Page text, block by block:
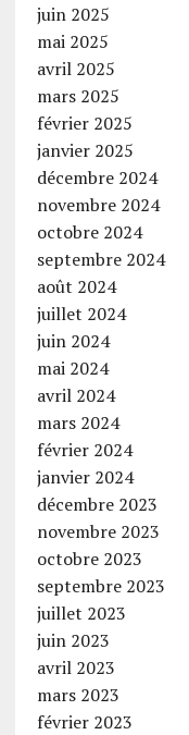
juin 2025
mai 2025
avril 2025
mars 2025
février 2025
janvier 2025
décembre 2024
novembre 2024
octobre 2024
septembre 2024
août 2024
juillet 2024
juin 2024
mai 2024
avril 2024
mars 2024
février 2024
janvier 2024
décembre 2023
novembre 2023
octobre 2023
septembre 2023
juillet 2023
juin 2023
avril 2023
mars 2023
février 2023